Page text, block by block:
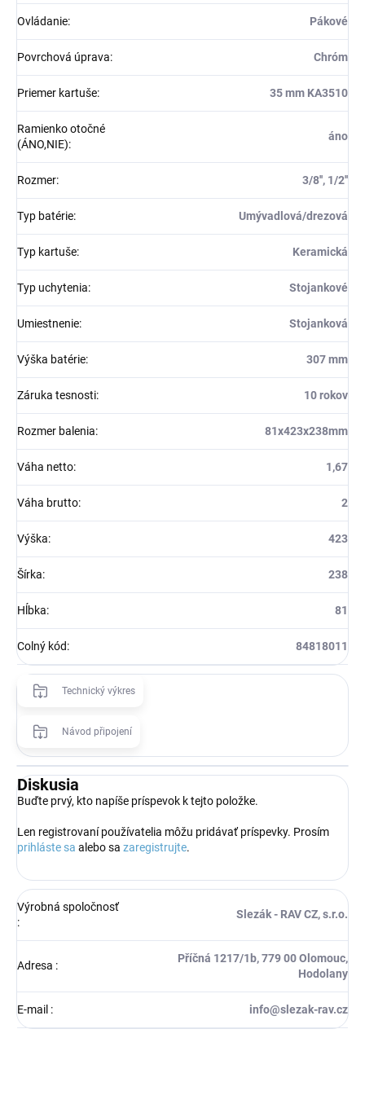
Ovládanie: Pákové
Povrchová úprava: Chróm
Priemer kartuše: 35 mm KA3510
Ramienko otočné
(ÁNO,NIE):
áno
Rozmer: 3/8'', 1/2''
Typ batérie: Umývadlová/drezová
Typ kartuše: Keramická
Typ uchytenia: Stojankové
Umiestnenie: Stojanková
Výška batérie: 307 mm
Záruka tesnosti: 10 rokov
Rozmer balenia: 81x423x238mm
Váha netto: 1,67
Váha brutto: 2
Výška: 423
Šírka: 238
Hĺbka: 81
Colný kód: 84818011
Technický výkres
Návod připojení
Diskusia
Buďte prvý, kto napíše príspevok k tejto položke.
Len registrovaní používatelia môžu pridávať príspevky. Prosím
prihláste sa alebo sa zaregistrujte.
Výrobná spoločnosť
:
Slezák - RAV CZ, s.r.o.
Adresa :
Příčná 1217/1b, 779 00 Olomouc,
Hodolany
E-mail : info@slezak-rav.cz